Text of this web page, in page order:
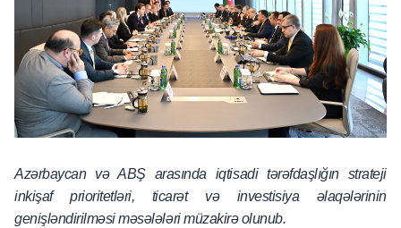
Azərbaycan və ABŞ arasında iqtisadi tərəfdaşlığın strateji
inkişaf prioritetləri, ticarət və investisiya əlaqələrinin
genişləndirilməsi məsələləri müzakirə olunub.